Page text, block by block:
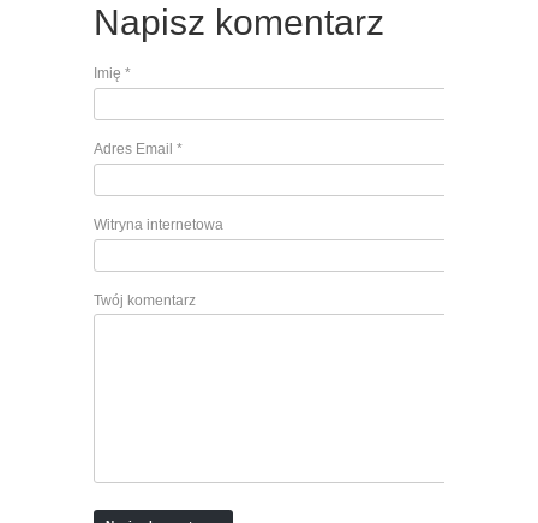
Napisz komentarz
Imię *
Adres Email *
Witryna internetowa
Twój komentarz